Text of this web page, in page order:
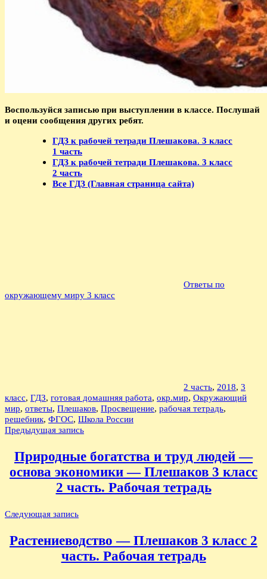
Воспользуйся записью при выступлении в классе. Послушай
и оцени сообщения других ребят.
ГДЗ к рабочей тетради Плешакова. 3 класс
1 часть
ГДЗ к рабочей тетради Плешакова. 3 класс
2 часть
Все ГДЗ (Главная страница сайта)
Ответы по
окружающему миру 3 класс
2 часть, 2018, 3
класс, ГДЗ, готовая домашняя работа, окр.мир, Окружающий
мир, ответы, Плешаков, Просвещение, рабочая тетрадь,
решебник, ФГОС, Школа России
Навигация
записям
Предыдущая запись
Природные богатства и труд людей —
основа экономики — Плешаков 3 класс
2 часть. Рабочая тетрадь
Следующая запись
Растениеводство — Плешаков 3 класс 2
часть. Рабочая тетрадь